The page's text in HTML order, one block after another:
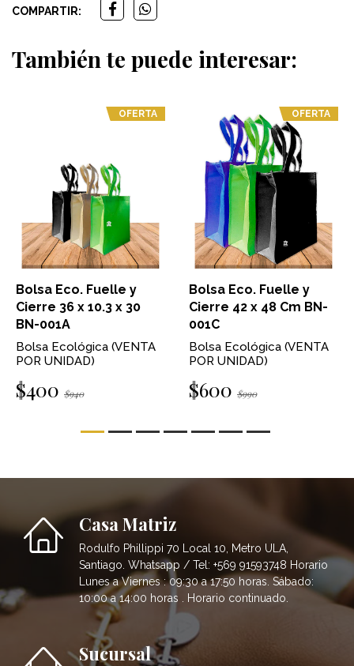
COMPARTIR:
También te puede interesar:
OFERTA
Bolsa Eco. Fuelle y
Cierre 36 x 10.3 x 30
BN-001A
Bolsa Ecológica (VENTA
POR UNIDAD)
$400 $940
OFERTA
Bolsa Eco. Fuelle y
Cierre 42 x 48 Cm BN-
001C
Bolsa Ecológica (VENTA
POR UNIDAD)
$600 $990
Casa Matriz
Rodulfo Phillippi 70 Local 10, Metro ULA,
Santiago. Whatsapp / Tel: +569 91593748 Horario
Lunes a Viernes : 09:30 a 17:50 horas. Sábado:
10:00 a 14:00 horas . Horario continuado.
Sucursal